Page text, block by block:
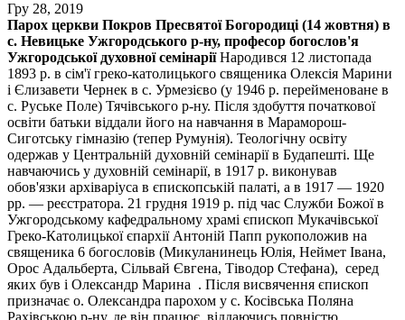
Гру 28, 2019
Парох церкви Покров Пресвятої Богородиці (14 жовтня) в
с. Невицьке Ужгородського р-ну, професор богослов'я
Ужгородської духовної семінаріїНародився 12 листопада
1893 р. в сім'ї греко-католицького священика Олексія Марини
і Єлизавети Чернек в с. Урмезієво (у 1946 р. перейменоване в
с. Руське Поле) Тячівського р-ну. Після здобуття початкової
освіти батьки віддали його на навчання в Мараморош-
Сиготську гімназію (тепер Румунія). Теологічну освіту
одержав у Центральній духовній семінарії в Будапешті. Ще
навчаючись у духовній семінарії, в 1917 р. виконував
обов'язки архіваріуса в єпископській палаті, а в 1917 — 1920
рр. — реєстратора. 21 грудня 1919 р. під час Служби Божої в
Ужгородському кафедральному храмі єпископ Мукачівської
Греко-Католицької єпархії Антоній Папп рукоположив на
священика 6 богословів (Микуланинець Юлія, Неймет Івана,
Орос Адальберта, Сільвай Євгена, Тіводор Стефана), серед
яких був і Олександр Марина . Після висвячення єпископ
призначає о. Олександра парохом у с. Косівська Поляна